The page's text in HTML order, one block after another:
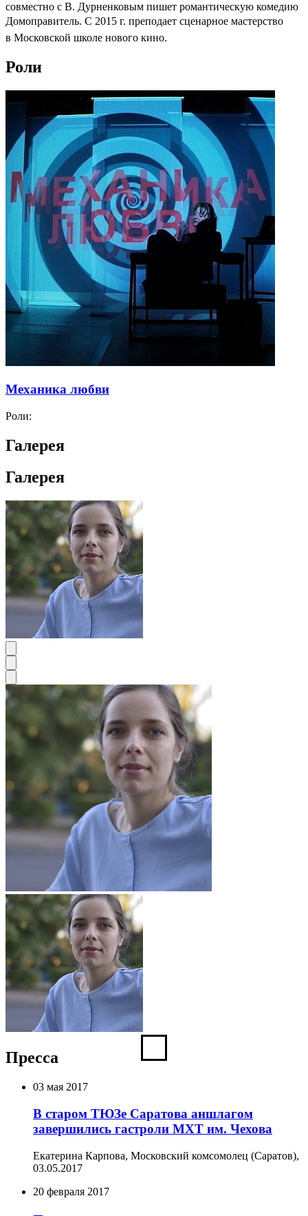
совместно с В. Дурненковым пишет романтическую комедию
Домоправитель. С 2015 г. преподает сценарное мастерство
в Московской школе нового кино.
Роли
Механика любви
Роли:
Галерея
Галерея
Пресса
03 мая 2017
В старом ТЮЗе Саратова аншлагом
завершились гастроли МХТ им. Чехова
Екатерина Карпова, Московский комсомолец (Саратов),
03.05.2017
20 февраля 2017